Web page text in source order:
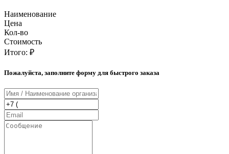
Наименование
Цена
Кол-во
Стоимость
Итого: ₽
Пожалуйста, заполните форму для быстрого заказа